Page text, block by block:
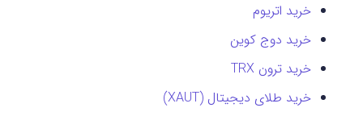
خرید اتریوم
خرید دوج کوین
خرید ترون TRX
خرید طلای دیجیتال (XAUT)